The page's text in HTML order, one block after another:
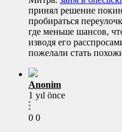
принял решение
пробираться
где меньше шансов,
изводя его
пожелали стать
Anonim
1 yıl önce
0 0